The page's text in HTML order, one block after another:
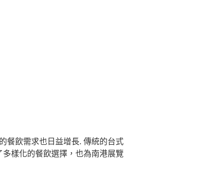
餐飲需求也日益增長. 傳統的台式
樣化的餐飲選擇，也為南港展覽